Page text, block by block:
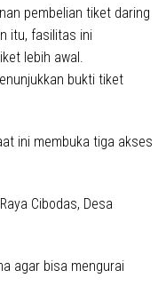
pembelian tiket daring
itu, fasilitas ini
lebih awal.
bukti tiket
ini membuka tiga akses
Cibodas, Desa
agar bisa mengurai